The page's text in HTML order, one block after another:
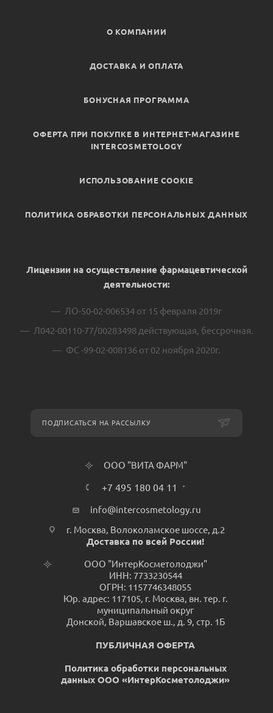
О КОМПАНИИ
ДОСТАВКА И ОПЛАТА
БОНУСНАЯ ПРОГРАММА
ОФЕРТА ПРИ ПОКУПКЕ В ИНТЕРНЕТ-МАГАЗИНЕ
INTERCOSMETOLOGY
ИСПОЛЬЗОВАНИЕ COOKIE
ПОЛИТИКА ОБРАБОТКИ ПЕРСОНАЛЬНЫХ ДАННЫХ
Лицензии на осуществление фармацевтической
деятельности:
ЛО-50-02-006534 от 15 февраля 2019г
Л042-00110-77/00283498 действующая, бессрочная.
ФС -99-02-008136 от 02 ноября 2020г.
ПОДПИСАТЬСЯ НА РАССЫЛКУ
ООО "ВИТА ФАРМ"
+7 495 180 04 11
info@intercosmetology.ru
г. Москва, Волоколамское шоссе, д.2
Доставка по всей России!
ООО "ИнтерКосметолоджи"
ИНН: 7733230544
ОГРН: 1157746348055
Юр. адрес: 117105, г. Москва, вн. тер. г.
муниципальный округ
Донской, Варшавское ш., д. 9, стр. 1Б
ПУБЛИЧНАЯ ОФЕРТА
Политика обработки персональных
данных ООО «ИнтерКосметолоджи»